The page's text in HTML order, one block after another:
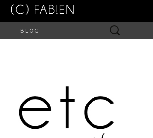
BLOG Rechercher :